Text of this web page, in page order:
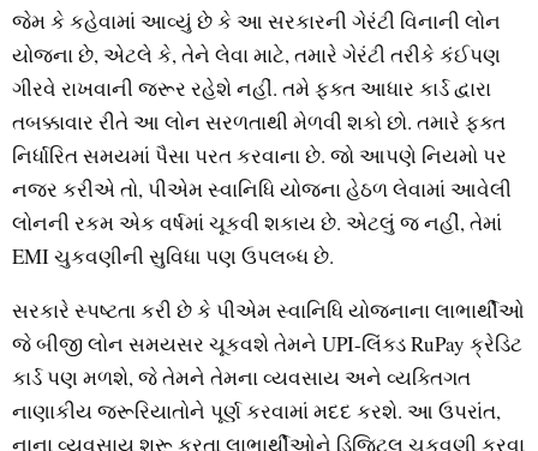
જેમ કે કહેવામાં આવ્‍યું છે કે આ સરકારની ગેરંટી વિનાની લોન
યોજના છે, એટલે કે, તેને લેવા માટે, તમારે ગેરંટી તરીકે કંઈપણ
ગીરવે રાખવાની જરૂર રહેશે નહીં. તમે ફક્‍ત આધાર કાર્ડ દ્વારા
તબક્કાવાર રીતે આ લોન સરળતાથી મેળવી શકો છો. તમારે ફક્‍ત
નિર્ધારિત સમયમાં પૈસા પરત કરવાના છે. જો આપણે નિયમો પર
નજર કરીએ તો, પીએમ સ્‍વાનિધિ યોજના હેઠળ લેવામાં આવેલી
લોનની રકમ એક વર્ષમાં ચૂકવી શકાય છે. એટલું જ નહીં, તેમાં
EMI ચુકવણીની સુવિધા પણ ઉપલબ્‍ધ છે.
સરકારે સ્‍પષ્ટતા કરી છે કે પીએમ સ્‍વાનિધિ યોજનાના લાભાર્થીઓ
જે બીજી લોન સમયસર ચૂકવશે તેમને UPI-લિંક્‍ડ RuPay ક્રેડિટ
કાર્ડ પણ મળશે, જે તેમને તેમના વ્‍યવસાય અને વ્‍યક્‍તિગત
નાણાકીય જરૂરિયાતોને પૂર્ણ કરવામાં મદદ કરશે. આ ઉપરાંત,
નાના વ્‍યવસાય શરૂ કરતા લાભાર્થીઓને ડિજિટલ ચુકવણી કરવા